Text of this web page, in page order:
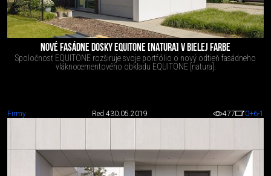
NOVÉ FASÁDNE DOSKY EQUITONE [NATURA] V BIELEJ FARBE
Spoločnosť EQUITONE rozširuje svoje portfólio o nový odtieň fasádneho
vláknocementového obkladu EQUITONE [natura].
Firmy Red 430.05.2019 477 0+6-1